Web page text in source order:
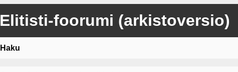
Elitisti-foorumi (arkistoversio)
Haku